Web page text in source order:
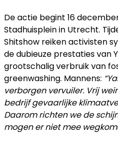
De actie begint 16
Stadhuisplein in Utrecht.
Shitshow reiken activisten
de dubieuze prestaties van
grootschalig verbruik van
greenwashing. Mannens:
verborgen vervuiler. Vrij
bedrijf gevaarlijke
Daarom richten we de
mogen er niet mee